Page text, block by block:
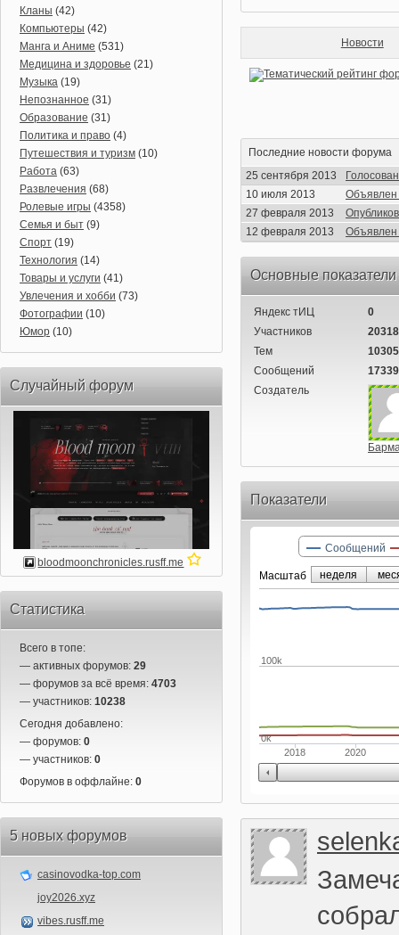
Кланы (42)
Компьютеры (42)
Манга и Аниме (531)
Медицина и здоровье (21)
Музыка (19)
Непознанное (31)
Образование (31)
Политика и право (4)
Путешествия и туризм (10)
Работа (63)
Развлечения (68)
Ролевые игры (4358)
Семья и быт (9)
Спорт (19)
Технология (14)
Товары и услуги (41)
Увлечения и хобби (73)
Фотографии (10)
Юмор (10)
Случайный форум
bloodmoonchronicles.rusff.me
Статистика
Всего в топе:
— активных форумов: 29
— форумов за всё время: 4703
— участников: 10238
Сегодня добавлено:
— форумов: 0
— участников: 0
Форумов в оффлайне: 0
5 новых форумов
casinovodka-top.com
joy2026.xyz
vibes.rusff.me
Новости
Последние новости форума
25 сентября 2013
10 июля 2013
Объявлен
27 февраля 2013
12 февраля 2013
Объявлен
Основные
Яндекс тИЦ
0
Участников
20318
Тем
10305
Сообщений
Создатель
Показатели
Маcштаб
2018 2020
0k
100k
Сообщений
неделя